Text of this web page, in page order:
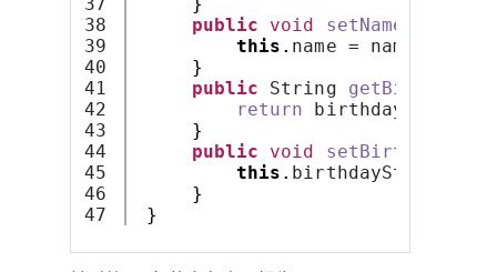
38
39
40
41
42
43
44
45
46
public
void setName
this . name = name;
}
public String getBirthday
return birthdayString;
}
public
void setBirthday
this . birthdayString =
}
}